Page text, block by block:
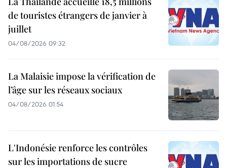
de touristes étrangers de janvier à
juillet
04/08/2026 09:32
La Malaisie impose la vérification de
l’âge sur les réseaux sociaux
04/08/2026 01:54
L'Indonésie renforce les contrôles
sur les importations de sucre